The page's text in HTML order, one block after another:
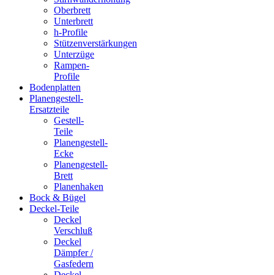
Oberbrett
Unterbrett
h-Profile
Stützenverstärkungen
Unterzüge
Rampen-
Profile
Bodenplatten
Planengestell-
Ersatzteile
Gestell-
Teile
Planengestell-
Ecke
Planengestell-
Brett
Planenhaken
Bock & Bügel
Deckel-Teile
Deckel
Verschluß
Deckel
Dämpfer /
Gasfedern